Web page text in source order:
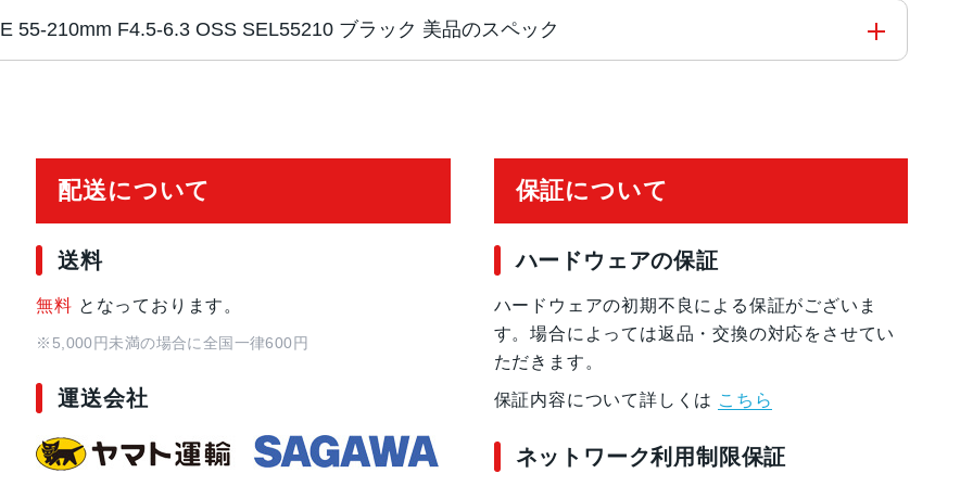
E 55-210mm F4.5-6.3 OSS SEL55210 ブラック 美品のスペック
レンズ構成
焦点距離 55～210 mm
最短撮影距離 1m
絞り羽根枚数
配送について
送料
無料 となっております。
※5,000円未満の場合に全国一律600円
運送会社
保証について
ハードウェアの保証
ハードウェアの初期不良による保証がございま
す。場合によっては返品・交換の対応をさせてい
ただきます。
保証内容について詳しくは こちら
ネットワーク利用制限保証